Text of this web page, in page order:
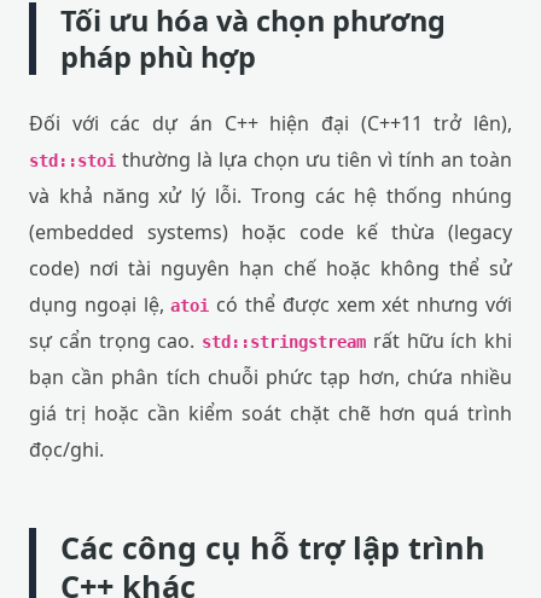
Tối ưu hóa và chọn phương
pháp phù hợp
Đối với các dự án C++ hiện đại (C++11 trở lên),
std::stoi thường là lựa chọn ưu tiên vì tính an toàn
và khả năng xử lý lỗi. Trong các hệ thống nhúng
(embedded systems) hoặc code kế thừa (legacy
code) nơi tài nguyên hạn chế hoặc không thể sử
dụng ngoại lệ,atoi có thể được xem xét nhưng với
sự cẩn trọng cao. std::stringstream rất hữu ích khi
bạn cần phân tích chuỗi phức tạp hơn, chứa nhiều
giá trị hoặc cần kiểm soát chặt chẽ hơn quá trình
đọc/ghi.
Các công cụ hỗ trợ lập trình
C++ khác